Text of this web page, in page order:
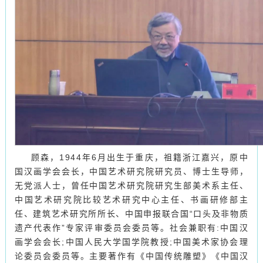
顾森，1944年6月出生于重庆，祖籍浙江嘉兴，原中
国汉画学会会长，中国艺术研究院研究员、博士生导师，
无党派人士，曾任中国艺术研究院研究生部美术系主任、
中国艺术研究院比较艺术研究中心主任、书画研修部主
任、建筑艺术研究所所长、中国申报联合国“口头及非物质
遗产代表作”专家评审委员会委员等。社会兼职有:中国汉
画学会会长;中国人民大学国学院教授;中国美术家协会理
论委员会委员等。主要著作有《中国传统雕塑》《中国汉